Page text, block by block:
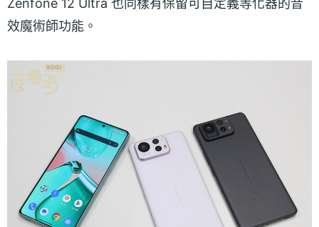
效魔術師功能。